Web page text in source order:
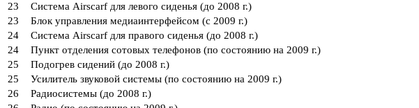
23
Система Airscarf для левого сиденья (до 2008 г.)
23
Блок управления медиаинтерфейсом (с 2009 г.)
24
Система Airscarf для правого сиденья (до 2008 г.)
24
Пункт отделения сотовых телефонов (по состоянию на 2009 г.)
25
Подогрев сидений (до 2008 г.)
25
Усилитель звуковой системы (по состоянию на 2009 г.)
26
Радиосистемы (до 2008 г.)